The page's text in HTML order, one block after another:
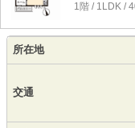
1階 / 1LDK /
所在地
交通